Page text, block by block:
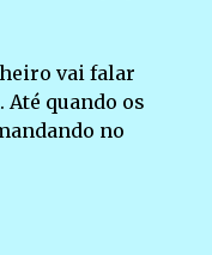
vai falar
Até quando os
no